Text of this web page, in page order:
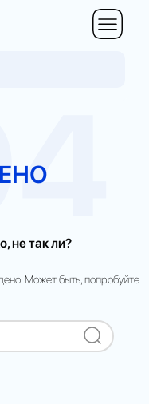
не так ли?
Может быть, попробуйте